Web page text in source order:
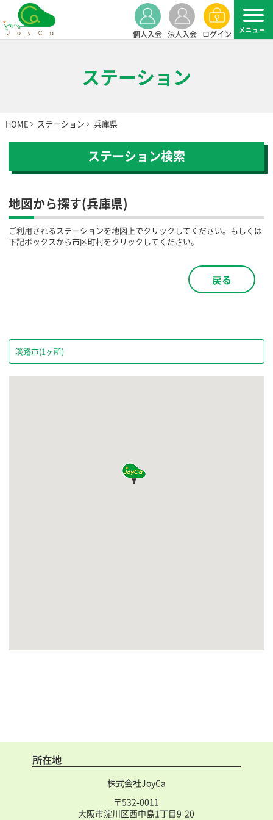
個人入会 法人入会 ログイン
ステーション
HOME ステーション 兵庫県
ステーション検索
地図から探す(兵庫県)
ご利用されるステーションを地図上でクリックしてください。もしくは
下記ボックスから市区町村をクリックしてください。
戻る
淡路市(1ヶ所)
所在地
株式会社JoyCa
〒532-0011
大阪市淀川区西中島1丁目9-20